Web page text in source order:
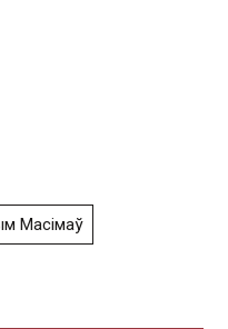
Масімаў